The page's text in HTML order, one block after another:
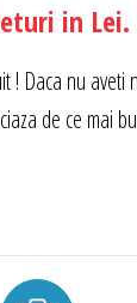
in
! Daca nu
de ce mai